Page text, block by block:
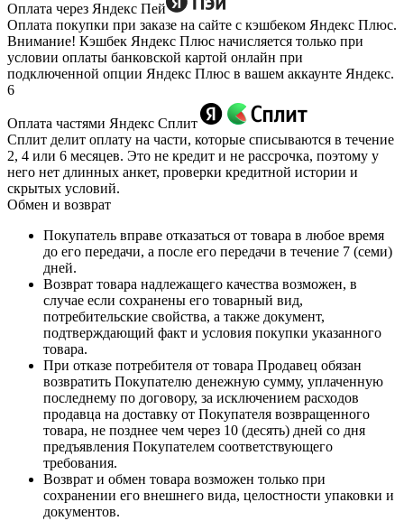
Оплата через Яндекс Пей
Оплата покупки при заказе на сайте с кэшбеком Яндекс Плюс.
Внимание! Кэшбек Яндекс Плюс начисляется только при
условии оплаты банковской картой онлайн при
подключенной опции Яндекс Плюс в вашем аккаунте Яндекс.
6
Оплата частями Яндекс Сплит
Сплит делит оплату на части, которые списываются в течение
2, 4 или 6 месяцев. Это не кредит и не рассрочка, поэтому у
него нет длинных анкет, проверки кредитной истории и
скрытых условий.
Обмен и возврат
Покупатель вправе отказаться от товара в любое время
до его передачи, а после его передачи в течение 7 (семи)
дней.
Возврат товара надлежащего качества возможен, в
случае если сохранены его товарный вид,
потребительские свойства, а также документ,
подтверждающий факт и условия покупки указанного
товара.
При отказе потребителя от товара Продавец обязан
возвратить Покупателю денежную сумму, уплаченную
последнему по договору, за исключением расходов
продавца на доставку от Покупателя возвращенного
товара, не позднее чем через 10 (десять) дней со дня
предъявления Покупателем соответствующего
требования.
Возврат и обмен товара возможен только при
сохранении его внешнего вида, целостности упаковки и
документов.